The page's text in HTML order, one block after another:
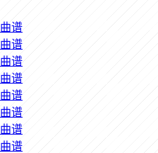
谱
谱
谱
谱
谱
谱
谱
谱